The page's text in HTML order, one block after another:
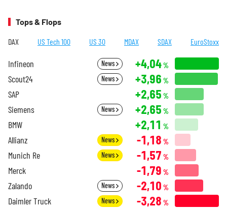
Tops & Flops
DAX US Tech 100 US 30 MDAX SDAX EuroStoxx
Infineon News +4,04%
Scout24 News +3,96 %
SAP +2,65 %
Siemens News +2,65 %
BMW +2,11 %
Allianz News -1,18 %
Munich Re News -1,57 %
Merck -1,79 %
Zalando News -2,10 %
Daimler Truck News -3,28 %